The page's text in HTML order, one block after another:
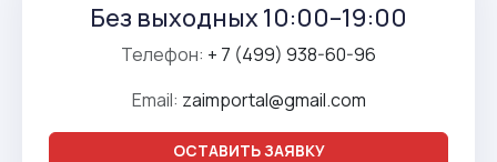
Без выходных 10:00–19:00
Телефон: + 7 (499) 938-60-96
Email: zaimportal@gmail.com
ОСТАВИТЬ ЗАЯВКУ